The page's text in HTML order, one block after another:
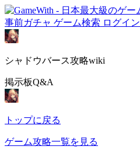
事前ガチャ ゲーム検索 ログイン
シャドウバース攻略wiki
掲示板Q&A
トップに戻る
ゲーム攻略一覧を見る